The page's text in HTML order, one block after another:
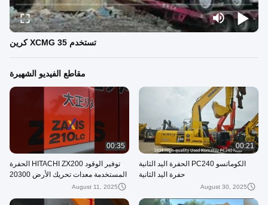
تستخدم XCMG 35 كرين
مقاطع الفيديو الشهيرة
00:21
الكوماتسو PC240 الحفرة اليد الثانية
حفرة اليد الثانية
August 30, 2025
00:35
توفير الوقود HITACHI ZX200 الحفرة
المستخدمة معدات تحريك الأرض 20300
August 11, 2025